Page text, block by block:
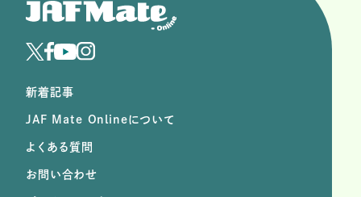
新着記事
JAF Mate Onlineについて
よくある質問
お問い合わせ